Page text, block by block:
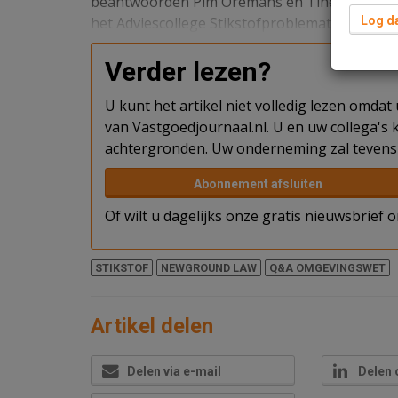
het Adviescollege Stikstofproblematiek (de
Verder lezen?
U kunt het artikel niet volledig lezen
van Vastgoedjournaal.nl. U en uw
achtergronden. Uw onderneming zal
Abonnement afsluiten
Of wilt u dagelijks onze gratis nieuwsbrief
STIKSTOF NEWGROUND LAW Q&A OMGEVINGSWET
Artikel delen
Delen via e-mail Delen
Log